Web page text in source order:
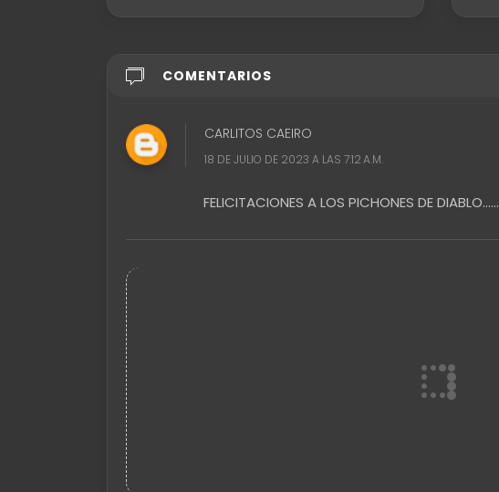
COMENTARIOS
CARLITOS CAEIRO
18 DE JULIO DE 2023 A LAS 7:12 A.M.
FELICITACIONES A LOS PICHONES DE DIABLO......